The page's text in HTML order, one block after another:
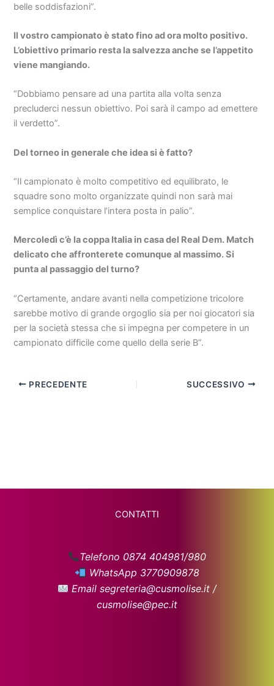
belle soddisfazioni”.
Il vostro campionato è stato fino ad ora molto positivo.
L’obiettivo primario resta la salvezza anche se l’appetito
viene mangiando.
“Dobbiamo pensare ad una partita alla volta senza
precluderci nessun obiettivo. Poi sarà il campo ad emettere
il verdetto”.
Del torneo in generale che idea si è fatto?
“Il campionato è molto competitivo ed equilibrato, le
squadre sono molto organizzate quindi non sarà mai
semplice conquistare l’intera posta in palio”.
Mercoledì c’è la coppa Italia in casa del Real Dem. Match
delicato che affronterete comunque al massimo. Si
punta al passaggio del turno?
“Certamente, andare avanti nella competizione tricolore
sarebbe motivo di grande orgoglio sia per noi giocatori sia
per la società stessa che si impegna per competere in un
campionato difficile come quello della serie B”.
PRECEDENTE SUCCESSIVO
CONTATTI
Telefono 0874 404981/980
WhatsApp 3770909878
Email segreteria@cusmolise.it /
cusmolise@pec.it